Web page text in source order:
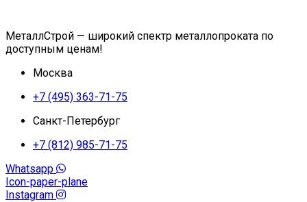
МеталлСтрой — широкий спектр металлопроката по
доступным ценам!
Москва
+7 (495) 363-71-75
Санкт-Петербург
+7 (812) 985-71-75
Whatsapp
Icon-paper-plane
Instagram